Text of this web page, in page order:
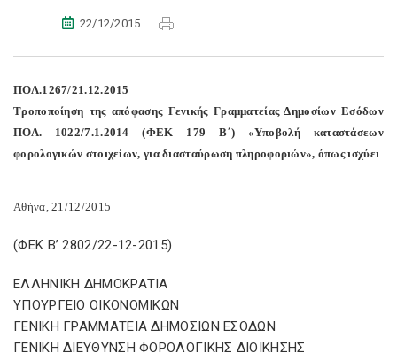
22/12/2015
ΠΟΛ.1267/21.12.2015
Τροποποίηση της απόφασης Γενικής Γραμματείας Δημοσίων Εσόδων
ΠΟΛ. 1022/7.1.2014 (ΦΕΚ 179 Β΄) «Υποβολή καταστάσεων
φορολογικών στοιχείων, για διασταύρωση πληροφοριών», όπως ισχύει
Αθήνα, 21/12/2015
(ΦΕΚ Β’ 2802/22-12-2015)
ΕΛΛΗΝΙΚΗ ΔΗΜΟΚΡΑΤΙΑ
ΥΠΟΥΡΓΕΙΟ ΟΙΚΟΝΟΜΙΚΩΝ
ΓΕΝΙΚΗ ΓΡΑΜΜΑΤΕΙΑ ΔΗΜΟΣΙΩΝ ΕΣΟΔΩΝ
ΓΕΝΙΚΗ ΔΙΕΥΘΥΝΣΗ ΦΟΡΟΛΟΓΙΚΗΣ ΔΙΟΙΚΗΣΗΣ